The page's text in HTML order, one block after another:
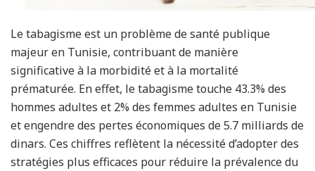
Le tabagisme est un problème de santé publique
majeur en Tunisie, contribuant de manière
significative à la morbidité et à la mortalité
prématurée. En effet, le tabagisme touche 43.3% des
hommes adultes et 2% des femmes adultes en Tunisie
et engendre des pertes économiques de 5.7 milliards de
dinars. Ces chiffres reflètent la nécessité d’adopter des
stratégies plus efficaces pour réduire la prévalence du